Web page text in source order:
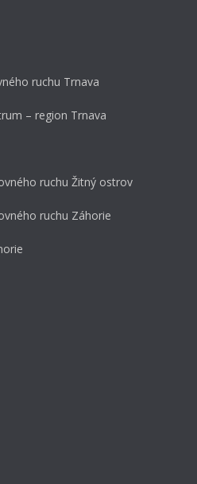
ruchu Trnava
– region Trnava
ruchu Žitný ostrov
ruchu Záhorie